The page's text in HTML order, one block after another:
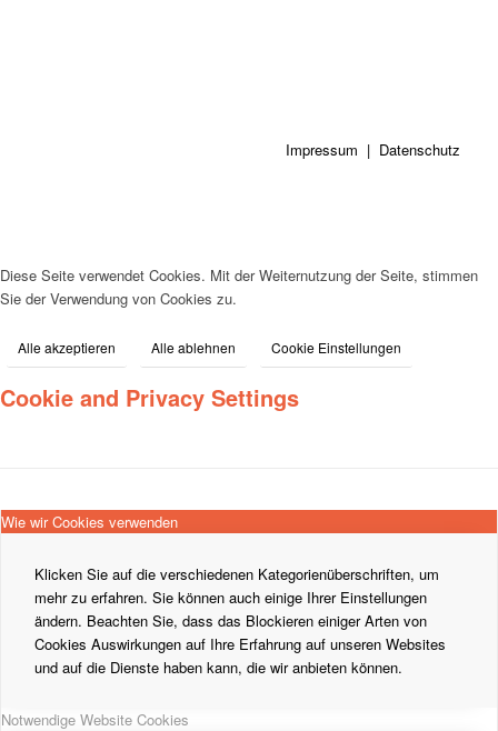
Impressum | Datenschutz
Diese Seite verwendet Cookies. Mit der Weiternutzung der Seite, stimmen
Sie der Verwendung von Cookies zu.
Alle akzeptieren Alle ablehnen Cookie Einstellungen
Cookie and Privacy Settings
Wie wir Cookies verwenden
Klicken Sie auf die verschiedenen Kategorienüberschriften, um
mehr zu erfahren. Sie können auch einige Ihrer Einstellungen
ändern. Beachten Sie, dass das Blockieren einiger Arten von
Cookies Auswirkungen auf Ihre Erfahrung auf unseren Websites
und auf die Dienste haben kann, die wir anbieten können.
Notwendige Website Cookies